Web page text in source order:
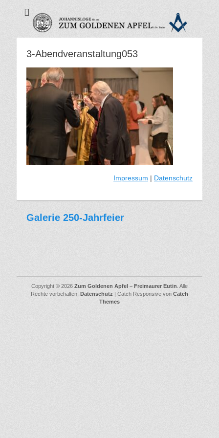
Zum Goldenen
Apfel - Freimaurer
3-Abendveranstaltung053
Impressum | Datenschutz
Galerie 250-Jahrfeier
Copyright © 2026 Zum Goldenen Apfel – Freimaurer Eutin . Alle
Rechte vorbehalten. Datenschutz | Catch Responsive von Catch
Themes